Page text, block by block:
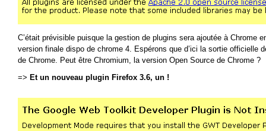
C’était prévisible puisque la gestion de plugins sera ajoutée à Chrome
version finale dispo de chrome 4. Espérons que d’ici la sortie officielle
de Chrome. Peut être Chromium, la version Open Source de Chrome ?
=> Et un nouveau plugin Firefox 3.6, un !